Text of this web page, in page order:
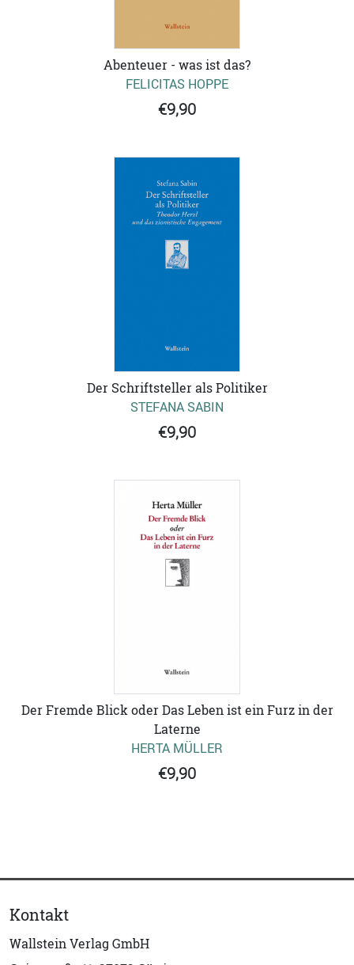
Abenteuer - was ist das?
FELICITAS HOPPE
€9,90
Der Schriftsteller als Politiker
STEFANA SABIN
€9,90
Der Fremde Blick oder Das Leben ist ein Furz in der
Laterne
HERTA MÜLLER
€9,90
Kontakt
Wallstein Verlag GmbH